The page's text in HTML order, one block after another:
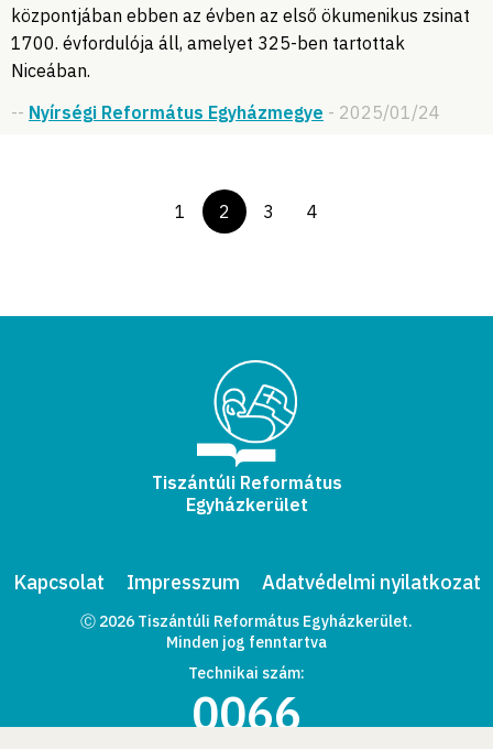
központjában ebben az évben az első ökumenikus zsinat
1700. évfordulója áll, amelyet 325-ben tartottak
Niceában.
-- Nyírségi Református Egyházmegye - 2025/01/24
1 2 3 4
Tiszántúli Református
Egyházkerület
Kapcsolat Impresszum Adatvédelmi nyilatkozat
Ⓒ 2026 Tiszántúli Református Egyházkerület.
Minden jog fenntartva
Technikai szám:
0066